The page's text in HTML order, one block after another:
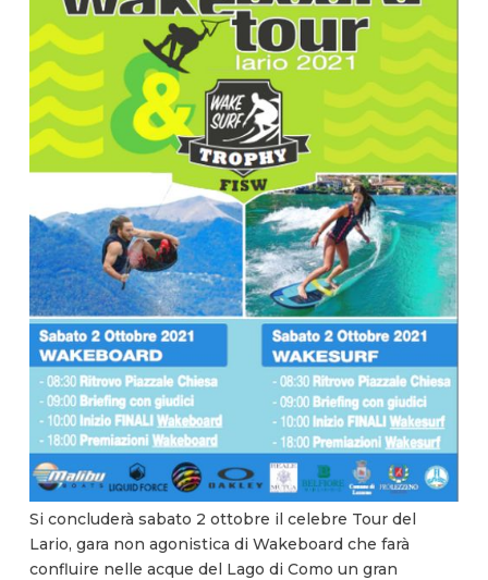
Si concluderà sabato 2 ottobre il celebre Tour del
Lario, gara non agonistica di Wakeboard che farà
confluire nelle acque del Lago di Como un gran